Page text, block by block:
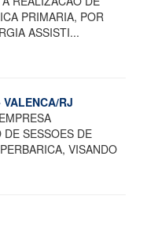
PRIMARIA, POR
ASSISTI...
RJ
DE SESSOES DE
VISANDO